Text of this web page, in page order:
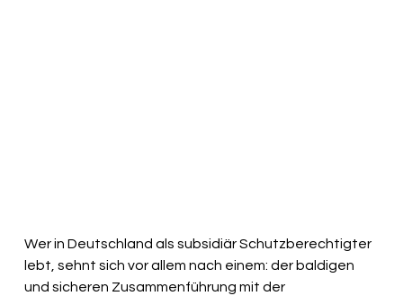
Wer in Deutschland als subsidiär Schutzberechtigter
lebt, sehnt sich vor allem nach einem: der baldigen
und sicheren Zusammenführung mit der